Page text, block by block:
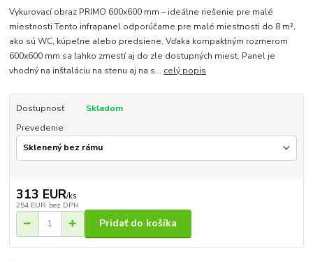
Vykurovací obraz PRIMO 600x600 mm – ideálne riešenie pre malé
miestnosti Tento infrapanel odporúčame pre malé miestnosti do 8 m²,
ako sú WC, kúpeľne alebo predsiene. Vďaka kompaktným rozmerom
600x600 mm sa ľahko zmestí aj do zle dostupných miest. Panel je
vhodný na inštaláciu na stenu aj na s... celý popis
Dostupnosť
Skladom
Prevedenie
313 EUR/ks
254 EUR bez DPH
Pridať do košíka